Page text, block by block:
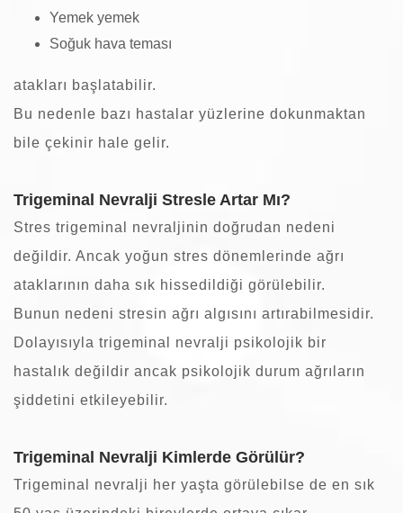
Yemek yemek
Soğuk hava teması
atakları başlatabilir.
Bu nedenle bazı hastalar yüzlerine dokunmaktan
bile çekinir hale gelir.
Trigeminal Nevralji Stresle Artar Mı?
Stres trigeminal nevraljinin doğrudan nedeni
değildir. Ancak yoğun stres dönemlerinde ağrı
ataklarının daha sık hissedildiği görülebilir.
Bunun nedeni stresin ağrı algısını artırabilmesidir.
Dolayısıyla trigeminal nevralji psikolojik bir
hastalık değildir ancak psikolojik durum ağrıların
şiddetini etkileyebilir.
Trigeminal Nevralji Kimlerde Görülür?
Trigeminal nevralji her yaşta görülebilse de en sık